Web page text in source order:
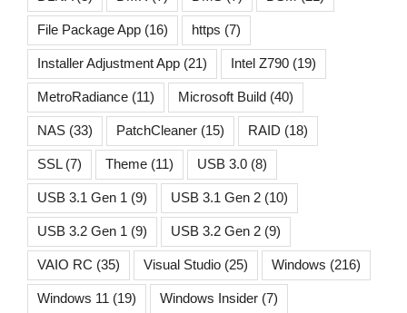
File Package App (16) https (7)
Installer Adjustment App (21) Intel Z790 (19)
MetroRadiance (11) Microsoft Build (40)
NAS (33) PatchCleaner (15) RAID (18)
SSL(7) Theme (11) USB 3.0 (8)
USB 3.1 Gen 1 (9) USB 3.1 Gen 2 (10)
USB 3.2 Gen 1 (9) USB 3.2 Gen 2 (9)
VAIO RC (35) Visual Studio (25) Windows (216)
Windows 11 (19) Windows Insider (7)